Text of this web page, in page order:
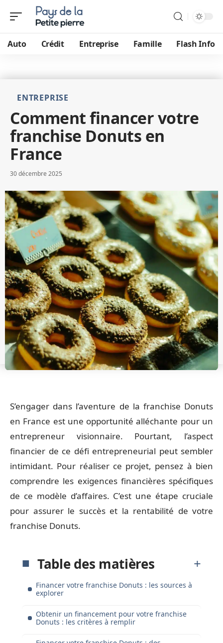
Auto Crédit Entreprise Famille Flash Info
ENTREPRISE
Comment financer votre
franchise Donuts en
France
30 décembre 2025
S’engager dans l’aventure de la franchise Donuts
en France est une opportunité alléchante pour un
entrepreneur visionnaire. Pourtant, l’aspect
financier de ce défi entrepreneurial peut sembler
intimidant. Pour réaliser ce projet, pensez à bien
comprendre les exigences financières spécifiques
de ce modèle d’affaires. C’est une étape cruciale
pour assurer le succès et la rentabilité de votre
franchise Donuts.
Table des matières
Financer votre franchise Donuts : les sources à
explorer
Obtenir un financement pour votre franchise
Donuts : les critères à remplir